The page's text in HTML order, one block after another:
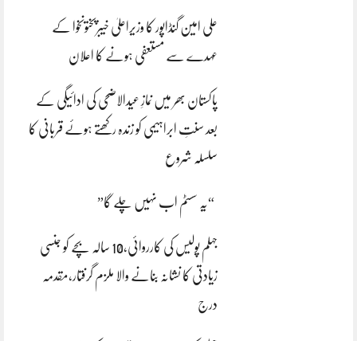
علی امین گنڈاپور کا وزیراعلیٰ خیبرپختونخوا کے
عہدے سے مستعفی ہونے کا اعلان
پاکستان بھر میں نمازِ عیدالاضحی کی ادائیگی کے
بعد سنتِ ابراہیمی کو زندہ رکھتے ہوئے قربانی کا
سلسلہ شروع
“یہ سسٹم اب نہیں چلے گا”
جہلم پولیس کی کارروائی،10 سالہ بچے کو جنسی
زیادتی کا نشانہ بنانے والا ملزم گرفتار،مقدمہ
درج